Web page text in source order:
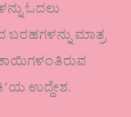
ಓದಲು
ಮಾತ್ರ
ಉದ್ದೇಶ.